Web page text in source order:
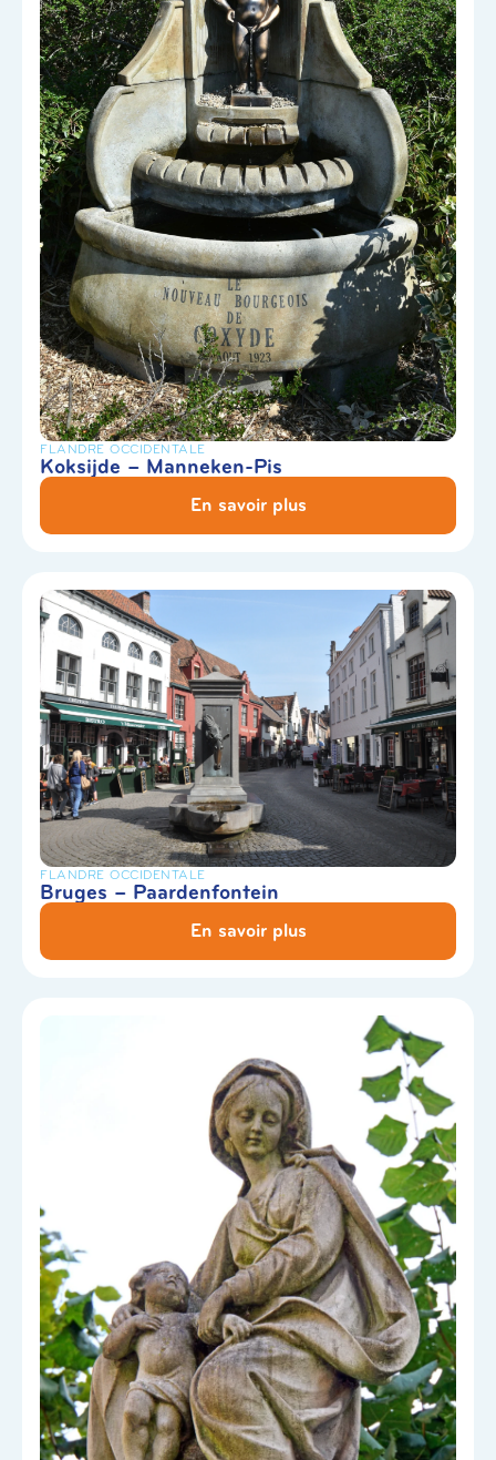
FLANDRE OCCIDENTALE
Koksijde – Manneken-Pis
En savoir plus
FLANDRE OCCIDENTALE
Bruges – Paardenfontein
En savoir plus